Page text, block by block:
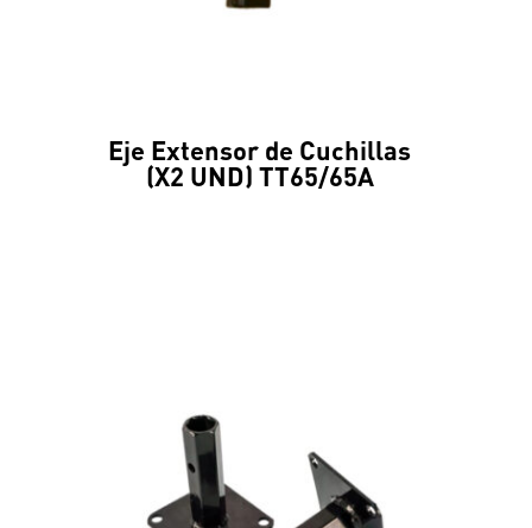
Eje Extensor de Cuchillas
(X2 UND) TT65/65A